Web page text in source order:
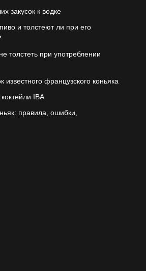
закусок к водке
и толстеют ли при его
толстеть при употреблении
известного французского коньяка
IBA
правила, ошибки,